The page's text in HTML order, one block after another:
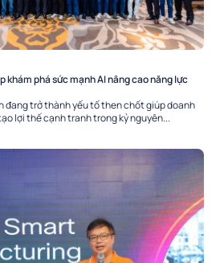
khám phá sức mạnh AI nâng cao năng lực
đang trở thành yếu tố then chốt giúp doanh
lợi thế cạnh tranh trong kỷ nguyên...